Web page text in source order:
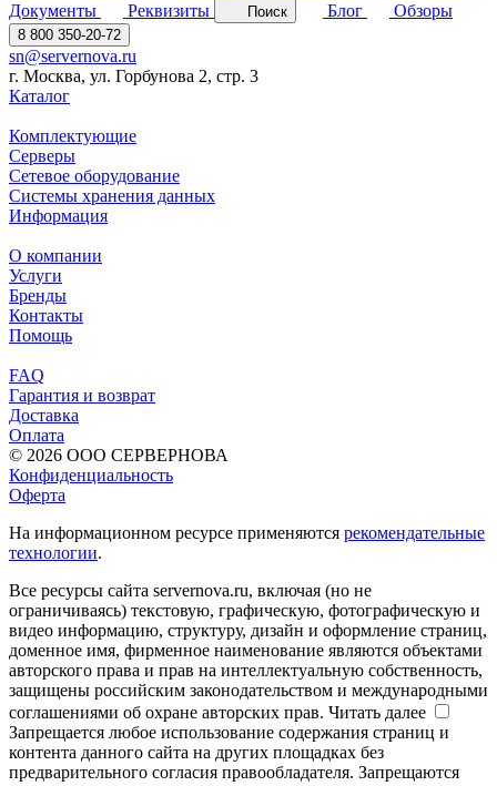
Документы
Реквизиты Поиск Блог Обзоры
8 800 350-20-72
sn@servernova.ru
г. Москва, ул. Горбунова 2, стр. 3
Каталог
Комплектующие
Серверы
Сетевое оборудование
Системы хранения данных
Информация
О компании
Услуги
Бренды
Контакты
Помощь
FAQ
Гарантия и возврат
Доставка
Оплата
© 2026 ООО СЕРВЕРНОВА
Конфиденциальность
Оферта
На информационном ресурсе применяются рекомендательные
технологии.
Все ресурсы сайта servernova.ru, включая (но не
ограничиваясь) текстовую, графическую, фотографическую и
видео информацию, структуру, дизайн и оформление страниц,
доменное имя, фирменное наименование являются объектами
авторского права и прав на интеллектуальную собственность,
защищены российским законодательством и международными
соглашениями об охране авторских прав. Читать далее
Запрещается любое использование содержания страниц и
контента данного сайта на других площадках без
предварительного согласия правообладателя. Запрещаются